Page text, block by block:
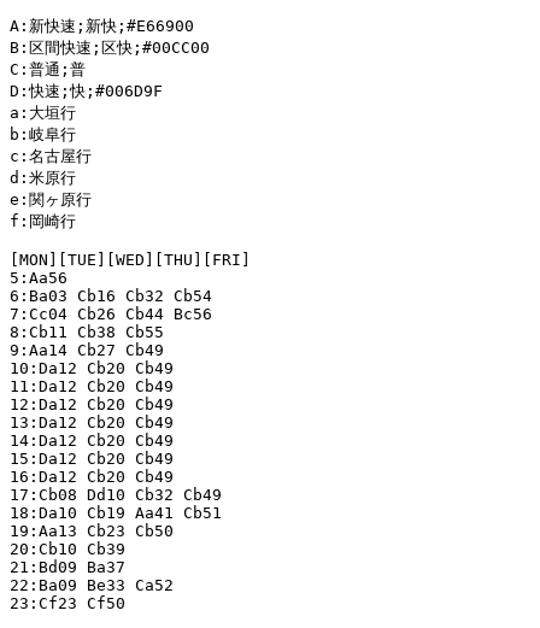
A:新快速;新快;#E66900
B:区間快速;区快;#00CC00
C:普通;普
D:快速;快;#006D9F
a:大垣行
b:岐阜行
c:名古屋行
d:米原行
e:関ヶ原行
f:岡崎行
[MON][TUE][WED][THU][FRI]
5:Aa56
6:Ba03 Cb16 Cb32 Cb54
7:Cc04 Cb26 Cb44 Bc56
8:Cb11 Cb38 Cb55
9:Aa14 Cb27 Cb49
10:Da12 Cb20 Cb49
11:Da12 Cb20 Cb49
12:Da12 Cb20 Cb49
13:Da12 Cb20 Cb49
14:Da12 Cb20 Cb49
15:Da12 Cb20 Cb49
16:Da12 Cb20 Cb49
17:Cb08 Dd10 Cb32 Cb49
18:Da10 Cb19 Aa41 Cb51
19:Aa13 Cb23 Cb50
20:Cb10 Cb39
21:Bd09 Ba37
22:Ba09 Be33 Ca52
23:Cf23 Cf50